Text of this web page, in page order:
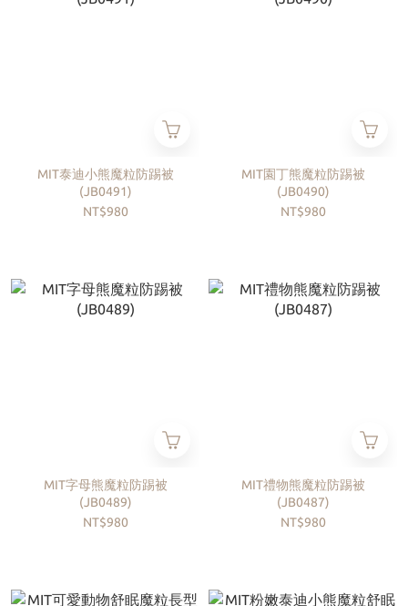
MIT泰迪小熊魔粒防踢被
(JB0491)
NT$980
MIT園丁熊魔粒防踢被
(JB0490)
NT$980
MIT字母熊魔粒防踢被
(JB0489)
NT$980
MIT禮物熊魔粒防踢被
(JB0487)
NT$980